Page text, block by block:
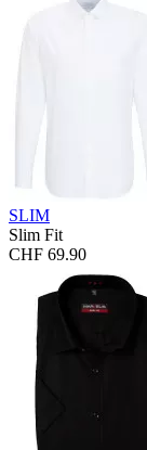
SLIM
Slim Fit
CHF 69.90